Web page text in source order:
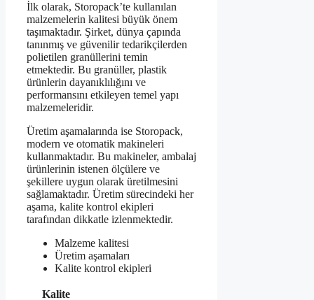
İlk olarak, Storopack’te kullanılan
malzemelerin kalitesi büyük önem
taşımaktadır. Şirket, dünya çapında
tanınmış ve güvenilir tedarikçilerden
polietilen granüllerini temin
etmektedir. Bu granüller, plastik
ürünlerin dayanıklılığını ve
performansını etkileyen temel yapı
malzemeleridir.
Üretim aşamalarında ise Storopack,
modern ve otomatik makineleri
kullanmaktadır. Bu makineler, ambalaj
ürünlerinin istenen ölçülere ve
şekillere uygun olarak üretilmesini
sağlamaktadır. Üretim sürecindeki her
aşama, kalite kontrol ekipleri
tarafından dikkatle izlenmektedir.
Malzeme kalitesi
Üretim aşamaları
Kalite kontrol ekipleri
Kalite